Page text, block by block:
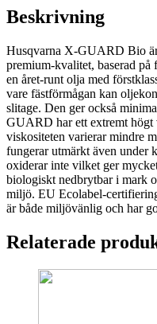
200
lBeskrivning
Husqvarna X-GUARD Bio
premium-kvalitet, baserad
en året-runt olja med
vare fästförmågan kan
slitage. Den ger också
GUARD har ett extremt högt
viskositeten varierar mindre
fungerar utmärkt även
oxiderar inte vilket ger
biologiskt nedbrytbar i mark
miljö. EU Ecolabel-
är både miljövänlig och har
Relaterade